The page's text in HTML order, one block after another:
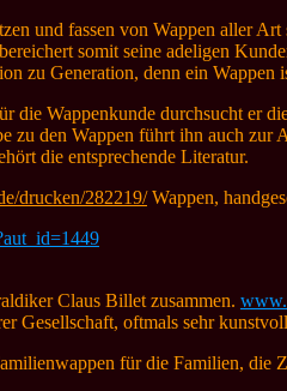
und fassen von Wappen aller
somit seine adeligen
zu Generation, denn ein
die Wappenkunde durchsucht er
zu den Wappen führt ihn auch
die entsprechende Literatur.
drucken/282219/Wappen,
Claus Billet zusammen.
Gesellschaft, oftmals sehr
für die Familien,